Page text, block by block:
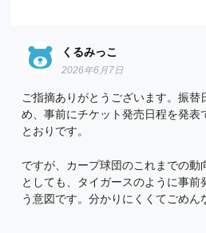
くるみっこ
2026年6月7日
ご指摘ありがとうございます。振替
め、事前にチケット発売日程を発表
とおりです。
ですが、カープ球団のこれまでの動
としても、タイガースのように事
う意図です。分かりにくくてごめん